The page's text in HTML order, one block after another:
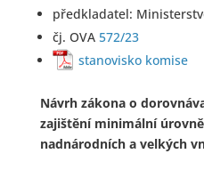
předkladatel:
čj. OVA 572/23
stanovisko komise
Návrh zákona o
zajištění minimální
nadnárodních a velkých